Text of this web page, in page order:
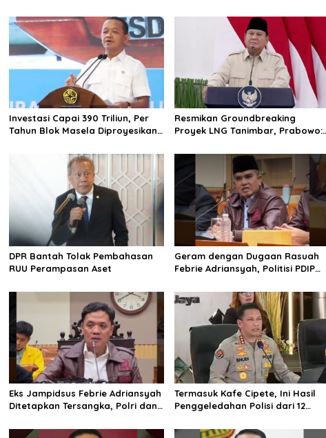
Sudaryono
Investasi Capai 390 Triliun, Per
Tahun Blok Masela Diproyesikan
Resmikan Groundbreaking
Proyek LNG Tanimbar, Prabowo:
DPR Bantah Tolak Pembahasan
RUU Perampasan Aset
Geram dengan Dugaan Rasuah
Febrie Adriansyah, Politisi PDIP
Mati
Eks Jampidsus Febrie Adriansyah
Ditetapkan Tersangka, Polri dan
Termasuk Kafe Cipete, Ini Hasil
Penggeledahan Polisi dari 12